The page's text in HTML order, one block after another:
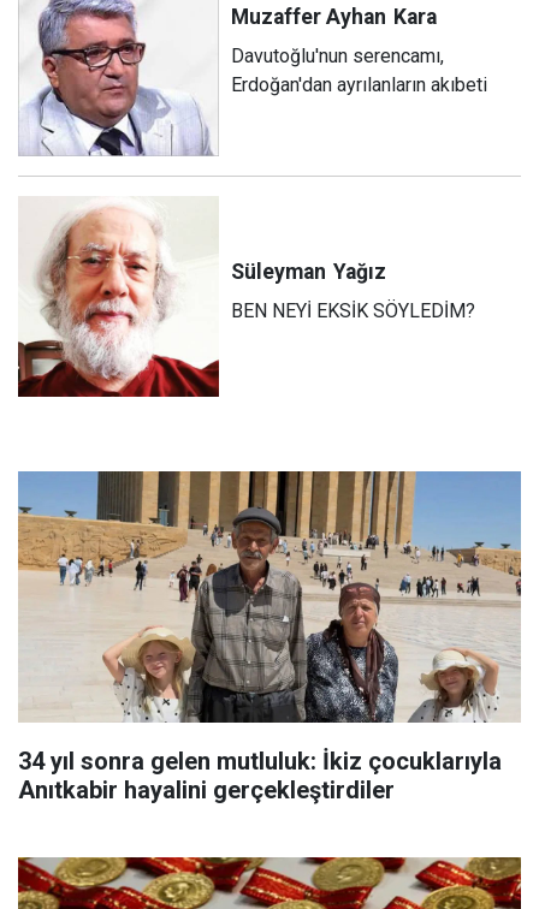
Muzaffer Ayhan Kara
Davutoğlu'nun serencamı,
Erdoğan'dan ayrılanların akıbeti
Süleyman Yağız
BEN NEYİ EKSİK SÖYLEDİM?
34 yıl sonra gelen mutluluk: İkiz çocuklarıyla
Anıtkabir hayalini gerçekleştirdiler